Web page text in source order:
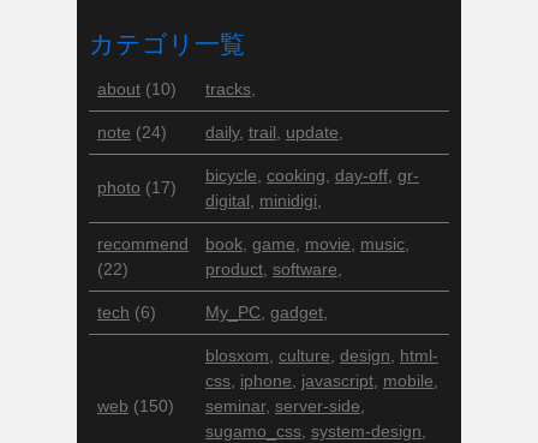
カテゴリ一覧
about (10) tracks,
note (24) daily, trail, update,
photo (17)
bicycle, cooking, day-off, gr-
digital, minidigi,
recommend
(22)
book, game, movie, music,
product, software,
tech (6) My_PC, gadget,
web (150)
blosxom, culture, design, html-
css, iphone, javascript, mobile,
seminar, server-side,
sugamo_css, system-design,